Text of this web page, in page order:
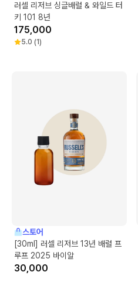
러셀 리저브 싱글배럴 & 와일드 터
키 101 8년
175,000
5.0 (1)
스토어
[30ml] 러셀 리저브 13년 배럴 프
루프 2025 바이알
30,000